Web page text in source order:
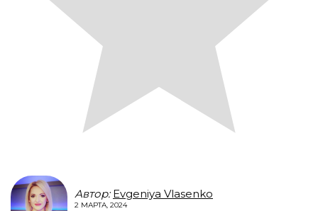
Автор: Evgeniya Vlasenko
2 МАРТА, 2024